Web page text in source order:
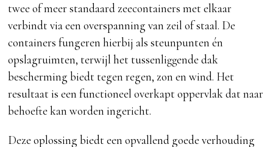
twee of meer standaard zeecontainers met elkaar
verbindt via een overspanning van zeil of staal. De
containers fungeren hierbij als steunpunten én
opslagruimten, terwijl het tussenliggende dak
bescherming biedt tegen regen, zon en wind. Het
resultaat is een functioneel overkapt oppervlak dat naar
behoefte kan worden ingericht.
Deze oplossing biedt een opvallend goede verhouding